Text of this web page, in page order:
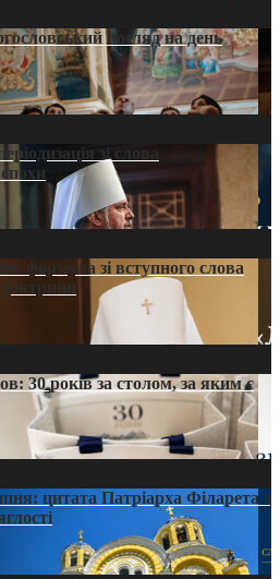
погляд на день
зі слова
формула зі вступного слова
30 років за столом, за яким є
цитата Патріарха Філарета з